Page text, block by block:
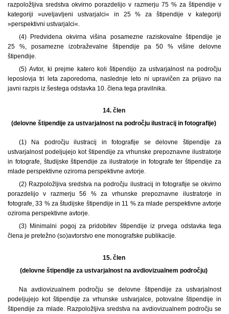
razpoložljiva sredstva okvirno porazdelijo v razmerju 75 % za štipendije v
kategoriji »uveljavljeni ustvarjalci« in 25 % za štipendije v kategoriji
»perspektivni ustvarjalci«.
(4) Predvidena okvirna višina posamezne raziskovalne štipendije je
25 %, posamezne izobraževalne štipendije pa 50 % višine delovne
štipendije.
(5) Avtor, ki prejme katero koli štipendijo za ustvarjalnost na področju
leposlovja tri leta zaporedoma, naslednje leto ni upravičen za prijavo na
javni razpis iz šestega odstavka 10. člena tega pravilnika.
14. člen
(delovne štipendije za ustvarjalnost na področju ilustracij in fotografije)
(1)
Na področju ilustracij in fotografije se delovne štipendije za
ustvarjalnost podeljujejo kot štipendije za vrhunske prepoznavne ilustratorje
in fotografe, študijske štipendije za ilustratorje in fotografe ter štipendije za
mlade perspektivne oziroma perspektivne avtorje.
(2) Razpoložljiva sredstva na področju ilustracij in fotografije se okvirno
porazdelijo v razmerju 56 % za vrhunske prepoznavne ilustratorje in
fotografe, 33 % za študijske štipendije in 11 % za mlade perspektivne avtorje
oziroma perspektivne avtorje.
(3) Minimalni pogoj za pridobitev štipendije iz prvega odstavka tega
člena je pretežno (so)avtorstvo ene monografske publikacije.
15. člen
(delovne štipendije za ustvarjalnost na avdiovizualnem področju)
Na avdiovizualnem področju se delovne štipendije za ustvarjalnost
podeljujejo kot štipendije za vrhunske ustvarjalce, potovalne štipendije in
štipendije za mlade. Razpoložljiva sredstva na avdiovizualnem področju se